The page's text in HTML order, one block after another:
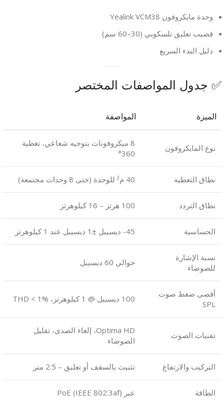
وحدة مايكروفون Yealink VCM38
قضيب تعليق تلسكوبي (30–60 سم)
دليل البدء السريع
✅ جدول المواصفات المختصر
الميزة المواصفة
نوع المايكروفون
8 ميكروفونات بتوجيه شعاعي، تغطية
360°
نطاق التغطية 40 م² للوحدة (حتى 8 وحدات مجتمعة)
نطاق التردد 100 هرتز – 16 كيلوهرتز
الحساسية ‎-45 ديسيبل ±1 ديسيبل عند 1 كيلوهرتز
نسبة الإشارة
للضوضاء
حوالي 60 ديسيبل
أقصى ضغط صوت
SPL
100 ديسيبل @ 1 كيلوهرتز، THD < 1%
تقنيات الصوت
Optima HD، إلغاء الصدى، تقليل
الضوضاء
التركيب والارتفاع تثبيت بالسقف أو تعليق – 2.5 متر
الطاقة عبر PoE (IEEE 802.3af)